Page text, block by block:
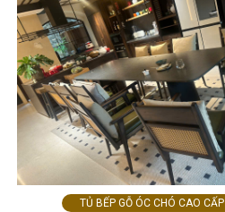
TỦ BẾP GỖ ÓC CHÓ CAO CẤP